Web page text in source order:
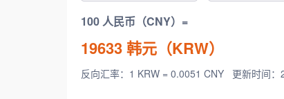
100 人民币（CNY）=
19633韩元（KRW）
反向汇率：1 KRW = 0.0051 CNY 更新时间